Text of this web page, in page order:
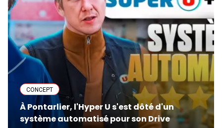
CONCEPT
À Pontarlier, l'Hyper U s'est dôté d'un
système automatisé pour son Drive